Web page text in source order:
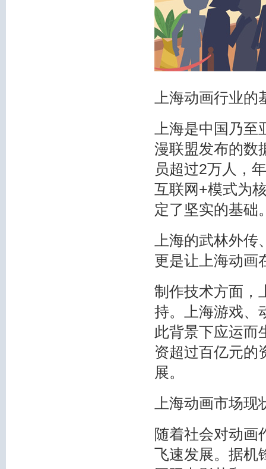
上海动画行业的
上海是中国乃
漫联盟发布的数
员超过2万人，
互联网+模式为
定了坚实的基础
上海的武林外
更是让上海动画
制作技术方面，
持。上海游戏、
此背景下应运而
资超过百亿元的
展。
上海动画市场现
随着社会对动画
飞速发展。据机